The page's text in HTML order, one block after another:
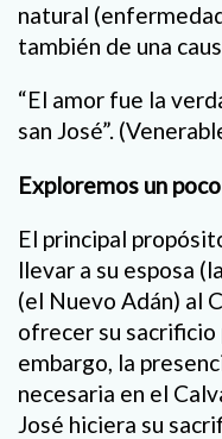
natural
también de una
“El amor fue la
san José”.
Exploremos un
El principal
llevar a su esposa
(el Nuevo Adán) al
ofrecer su sacrificio
embargo, la
necesaria en el
José hiciera su